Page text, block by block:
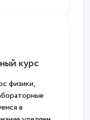
курс
физики,
в